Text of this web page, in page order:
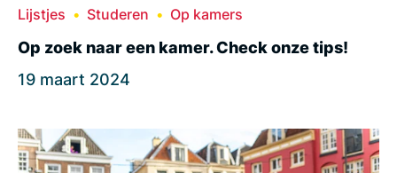
Lijstjes Studeren Op kamers
Op zoek naar een kamer. Check onze tips!
19 maart 2024